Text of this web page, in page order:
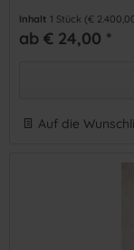
Inhalt 1 Stück (€
ab € 24,00 *
Auf die